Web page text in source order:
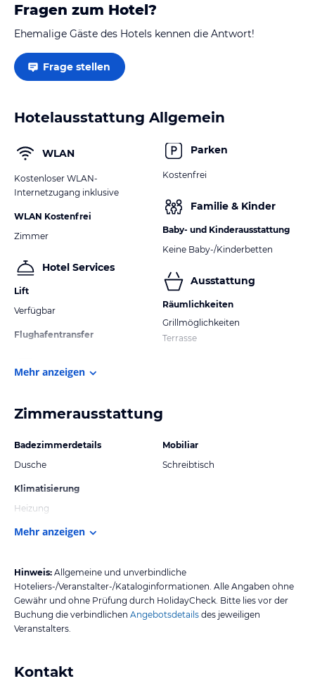
Fragen zum Hotel?
Ehemalige Gäste des Hotels kennen die Antwort!
Frage stellen
Hotelausstattung Allgemein
WLAN
Kostenloser WLAN-
Internetzugang inklusive
WLAN Kostenfrei
Zimmer
Hotel Services
Lift
Verfügbar
Flughafentransfer
Parken
Kostenfrei
Familie & Kinder
Baby- und Kinderausstattung
Keine Baby-/Kinderbetten
Ausstattung
Räumlichkeiten
Grillmöglichkeiten
Terrasse
Mehr anzeigen
Zimmerausstattung
Badezimmerdetails
Dusche
Klimatisierung
Heizung
Mobiliar
Schreibtisch
Mehr anzeigen
Hinweis: Allgemeine und unverbindliche
Hoteliers-/Veranstalter-/Kataloginformationen. Alle Angaben ohne
Gewähr und ohne Prüfung durch HolidayCheck. Bitte lies vor der
Buchung die verbindlichen Angebotsdetails des jeweiligen
Veranstalters.
Kontakt